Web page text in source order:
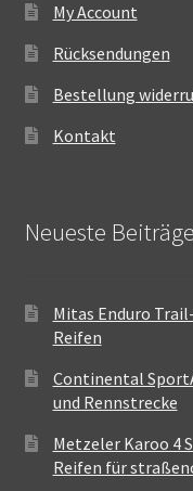
My Account
Rücksendungen
Bestellung
Kontakt
Neueste Beiträge
Mitas Enduro
Reifen
Continental
und Rennstrecke
Metzeler Karoo 4
Reifen für